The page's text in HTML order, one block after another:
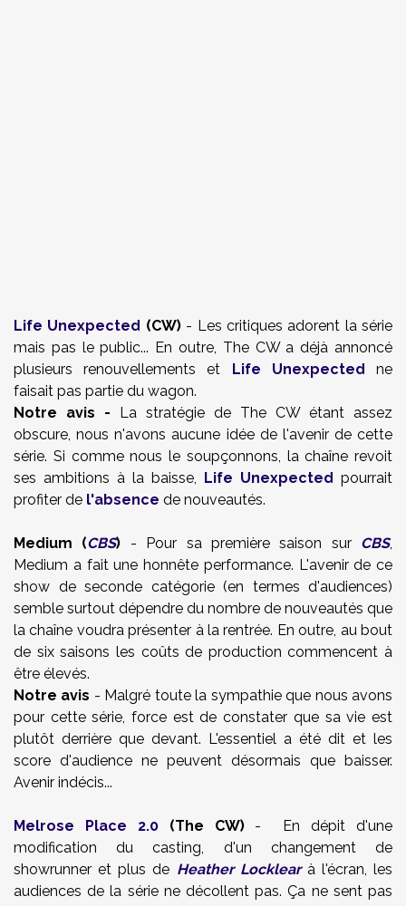
Life Unexpected (CW) - Les critiques adorent la série
mais pas le public... En outre, The CW a déjà annoncé
plusieurs renouvellements et Life Unexpected ne
faisait pas partie du wagon.
Notre avis - La stratégie de The CW étant assez
obscure, nous n'avons aucune idée de l'avenir de cette
série. Si comme nous le soupçonnons, la chaîne revoit
ses ambitions à la baisse, Life Unexpected pourrait
profiter de l'absence de nouveautés.
Medium (CBS) - Pour sa première saison sur CBS,
Medium a fait une honnête performance. L'avenir de ce
show de seconde catégorie (en termes d'audiences)
semble surtout dépendre du nombre de nouveautés que
la chaîne voudra présenter à la rentrée. En outre, au bout
de six saisons les coûts de production commencent à
être élevés.
Notre avis - Malgré toute la sympathie que nous avons
pour cette série, force est de constater que sa vie est
plutôt derrière que devant. L'essentiel a été dit et les
score d'audience ne peuvent désormais que baisser.
Avenir indécis...
Melrose Place 2.0(The CW) - En dépit d'une
modification du casting, d'un changement de
showrunner et plus de Heather Locklearà l'écran, les
audiences de la série ne décollent pas. Ça ne sent pas